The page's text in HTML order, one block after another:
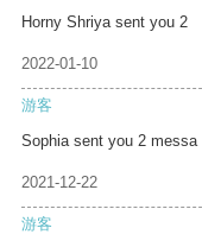
Horny Shriya sent you 2
2022-01-10
游客
Sophia sent you 2 messa
2021-12-22
游客